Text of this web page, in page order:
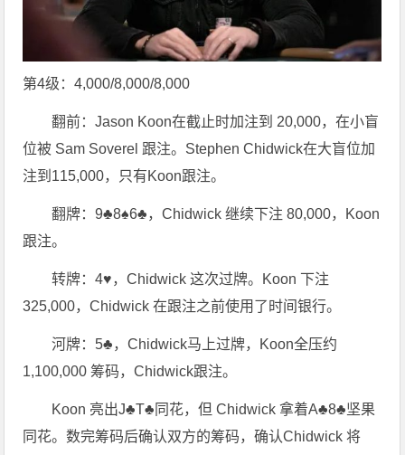
第4级：4,000/8,000/8,000
翻前：Jason Koon在截止时加注到 20,000，在小盲
位被 Sam Soverel 跟注。Stephen Chidwick在大盲位加
注到115,000，只有Koon跟注。
翻牌：9♣8♠6♣，Chidwick 继续下注 80,000，Koon
跟注。
转牌：4♥，Chidwick 这次过牌。Koon 下注
325,000，Chidwick 在跟注之前使用了时间银行。
河牌：5♣，Chidwick马上过牌，Koon全压约
1,100,000 筹码，Chidwick跟注。
Koon 亮出J♣T♣同花，但 Chidwick 拿着A♣8♣坚果
同花。数完筹码后确认双方的筹码，确认Chidwick 将